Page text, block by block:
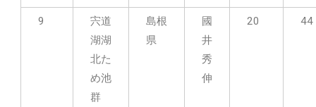
9
宍道
湖湖
北た
め池
群
島根
県
國
井
秀
伸
20 44